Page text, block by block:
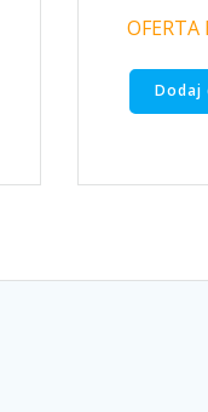
OFERTA
Dodaj